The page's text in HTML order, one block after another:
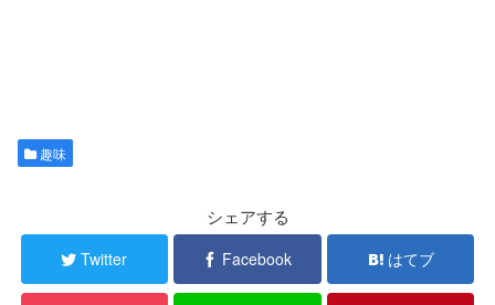
趣味
シェアする
Twitter Facebook はてブ